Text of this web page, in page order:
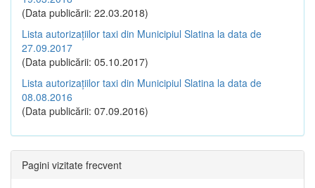
(Data publicării: 22.03.2018)
Lista autorizațiilor taxi din Municipiul Slatina la data de
27.09.2017
(Data publicării: 05.10.2017)
Lista autorizațiilor taxi din Municipiul Slatina la data de
08.08.2016
(Data publicării: 07.09.2016)
Pagini vizitate frecvent